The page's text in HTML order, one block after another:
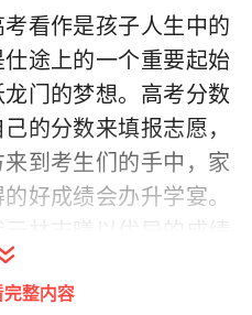
看作是孩子人生中的
途上的一个重要起始
门的梦想。高考分数
的分数来填报志愿，
到考生们的手中，家
好成绩会办升学宴。
速传遍整个村子，村
是全村的骄傲，更是
整内容